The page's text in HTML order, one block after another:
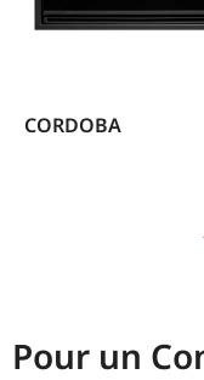
CORDOBA
Pour un